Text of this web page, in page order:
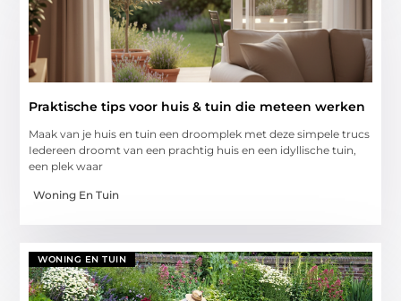
Praktische tips voor huis & tuin die meteen werken
Maak van je huis en tuin een droomplek met deze simpele trucs
Iedereen droomt van een prachtig huis en een idyllische tuin,
een plek waar
Woning En Tuin
WONING EN TUIN